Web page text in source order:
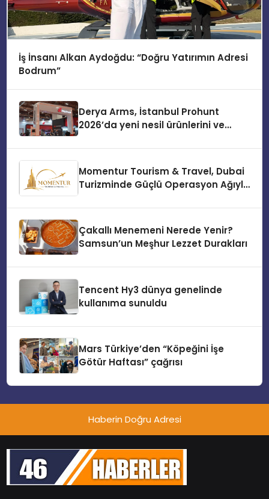
İş İnsanı Alkan Aydoğdu: “Doğru Yatırımın Adresi
Bodrum”
Derya Arms, İstanbul Prohunt
2026’da yeni nesil ürünlerini ve
Momentur Tourism & Travel, Dubai
Turizminde Güçlü Operasyon Ağıyla
Fark Yaratıyor
Çakallı Menemeni Nerede Yenir?
Samsun’un Meşhur Lezzet Durakları
Tencent Hy3 dünya genelinde
kullanıma sunuldu
Mars Türkiye’den “Köpeğini İşe
Götür Haftası” çağrısı
Haberin Doğru Adresi